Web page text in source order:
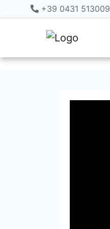
+39 0431 513009